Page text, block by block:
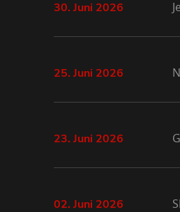
30. Juni 2026
25. Juni 2026
23. Juni 2026
02. Juni 2026